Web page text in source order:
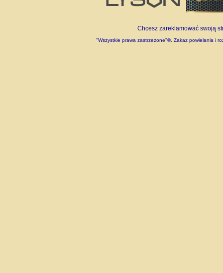
Chcesz zareklamować swoją
"Wszystkie prawa zastrzeżone"©. Zakaz powielania i